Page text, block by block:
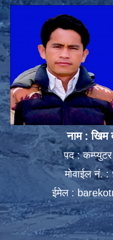
नाम : खिम
पद :
मोवाईल नं.
ईमेल :